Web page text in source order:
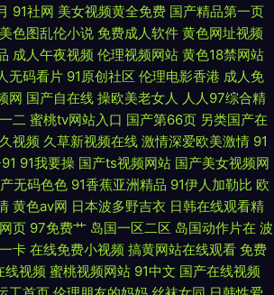
品色在线观看 91福利姬国产视频 国产一级片99 91
夜成人福利久久 九二午夜福利 91探花在线吃瓜 青草
成人版 久草免费网 91app看片 东京热女人天堂 日韩
蜜臀福利AV在线 91黑丝白虎 国产长腿后入 亚洲另
日韩黄页免费大全 91视频网站免费看 密挑免费版官
啊v在线播放 91足控精品免费入口 午夜色婷婷网 福
剧场麻豆影视 www国产精品久久 日韩天堂无码 91
91社网 美女视频黄全免费 国产精品第一页
色图乱伦小说 免费成人软件 黄色网址视频
成人午夜视频 伦理视频网站 黄色18禁网站
无码看片 91原创社区 伦理电影香港 成人免
网 国产自在线 操欧美老女人 人人97综合精
二 蜜桃tv网站入口 国产第66页 另类国产在
视频 久草新视频在线 激情深爱欧美激情 91
91我要操 国产ts视频网站 国产美女视频网
无码色色 91香蕉亚洲精品 91伊人加勒比 欧
黄色av网 日本波多野吉衣 日韩在线观看精
页 97免费艹 岛国一区二区 岛国动作片在 波
卡 在线免费小视频 搞黄网站在线观看 免费
线视频 蜜桃视频网站 91中文 国产在线视频